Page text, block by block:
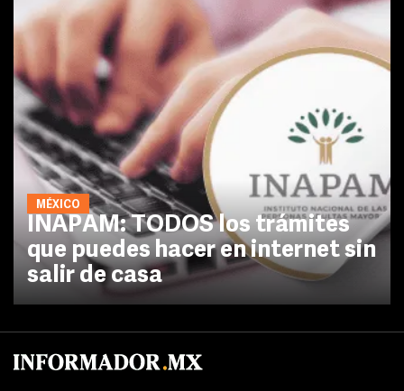
MÉXICO
INAPAM: TODOS los trámites
que puedes hacer en internet sin
salir de casa